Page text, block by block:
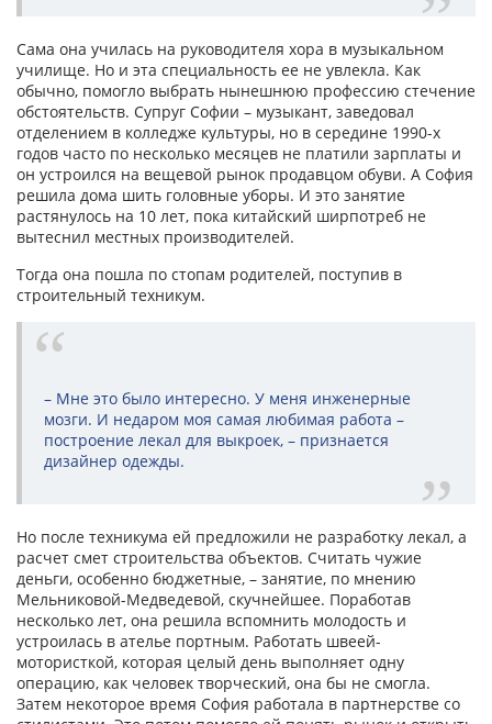
Сама она училась на руководителя хора в музыкальном
училище. Но и эта специальность ее не увлекла. Как
обычно, помогло выбрать нынешнюю профессию стечение
обстоятельств. Супруг Софии – музыкант, заведовал
отделением в колледже культуры, но в середине 1990-х
годов часто по несколько месяцев не платили зарплаты и
он устроился на вещевой рынок продавцом обуви. А София
решила дома шить головные уборы. И это занятие
растянулось на 10 лет, пока китайский ширпотреб не
вытеснил местных производителей.
Тогда она пошла по стопам родителей, поступив в
строительный техникум.
– Мне это было интересно. У меня инженерные
мозги. И недаром моя самая любимая работа –
построение лекал для выкроек, – признается
дизайнер одежды.
Но после техникума ей предложили не разработку лекал, а
расчет смет строительства объектов. Считать чужие
деньги, особенно бюджетные, – занятие, по мнению
Мельниковой-Медведевой, скучнейшее. Поработав
несколько лет, она решила вспомнить молодость и
устроилась в ателье портным. Работать швеей-
мотористкой, которая целый день выполняет одну
операцию, как человек творческий, она бы не смогла.
Затем некоторое время София работала в партнерстве со